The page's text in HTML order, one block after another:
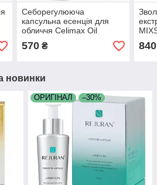
Себорегулююча
капсульна есенція для
обличчя Celimax Oil
Control Capsule Essence
для комбінованої та
570₴
мл
840
новинки
ОРИГІНАЛ –30%